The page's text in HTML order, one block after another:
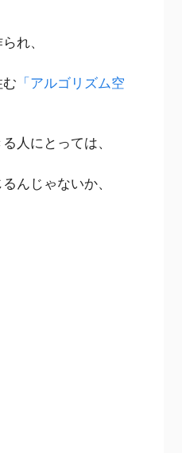
れ、
「アルゴリズム空
人にとっては、
んじゃないか、